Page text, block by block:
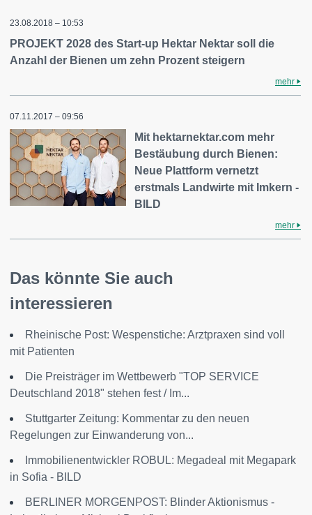
23.08.2018 – 10:53
PROJEKT 2028 des Start-up Hektar Nektar soll die
Anzahl der Bienen um zehn Prozent steigern
mehr
07.11.2017 – 09:56
Mit hektarnektar.com mehr
Bestäubung durch Bienen:
Neue Plattform vernetzt
erstmals Landwirte mit Imkern -
BILD
mehr
Das könnte Sie auch
interessieren
Rheinische Post: Wespenstiche: Arztpraxen sind voll
mit Patienten
Die Preisträger im Wettbewerb "TOP SERVICE
Deutschland 2018" stehen fest / Im...
Stuttgarter Zeitung: Kommentar zu den neuen
Regelungen zur Einwanderung von...
Immobilienentwickler ROBUL: Megadeal mit Megapark
in Sofia - BILD
BERLINER MORGENPOST: Blinder Aktionismus -